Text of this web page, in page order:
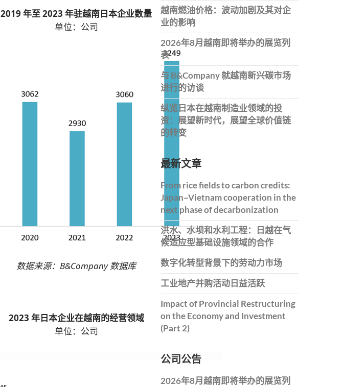
2019 年至 2023 年驻越南日本企业数量
单位：公司
数据来源：B&Company 数据库
2023 年日本企业在越南的经营领域
单位：公司
越南燃油价格：波动加剧及其对企
业的影响
2026年8月越南即将举办的展览列
表
与 B&Company 就越南新兴碳市场
进行的访谈
纵览日本在越南制造业领域的投
资：展望新时代，展望全球价值链
的转变
最新文章
From rice fields to carbon credits:
Japan–Vietnam cooperation in the
next phase of decarbonization
洪水、水坝和水利工程：日越在气
候适应型基础设施领域的合作
数字化转型背景下的劳动力市场
工业地产并购活动日益活跃
Impact of Provincial Restructuring
on the Economy and Investment
(Part 2)
公司公告
2026年8月越南即将举办的展览列